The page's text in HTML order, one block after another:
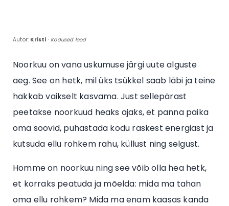
Autor: Kristi · Kodused lood
Noorkuu on vana uskumuse järgi uute alguste
aeg. See on hetk, mil üks tsükkel saab läbi ja teine
hakkab vaikselt kasvama. Just sellepärast
peetakse noorkuud heaks ajaks, et panna paika
oma soovid, puhastada kodu raskest energiast ja
kutsuda ellu rohkem rahu, küllust ning selgust.
Homme on noorkuu ning see võib olla hea hetk,
et korraks peatuda ja mõelda: mida ma tahan
oma ellu rohkem? Mida ma enam kaasas kanda